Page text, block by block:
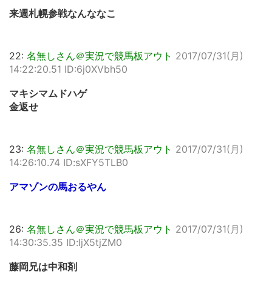
来週札幌参戦なんななこ
22: 名無しさん＠実況で競馬板アウト 2017/07/31(月)
14:22:20.51 ID:6j0XVbh50
マキシマムドハゲ
金返せ
23: 名無しさん＠実況で競馬板アウト 2017/07/31(月)
14:26:10.74 ID:sXFY5TLB0
アマゾンの馬おるやん
26: 名無しさん＠実況で競馬板アウト 2017/07/31(月)
14:30:35.35 ID:ljX5tjZM0
藤岡兄は中和剤